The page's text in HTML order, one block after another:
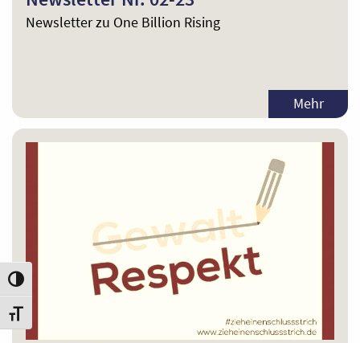
Umschalten auf hohe Kontraste
Schrift vergrößern
Newsletter zu One Billion Rising
Mehr